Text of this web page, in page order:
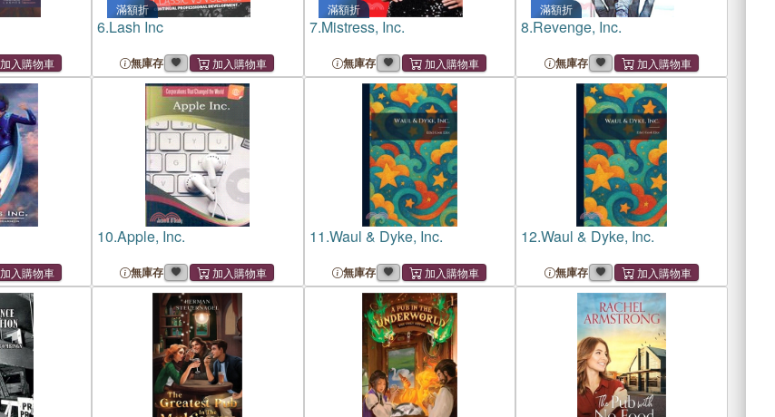
滿額折
6.Lash Inc
無庫存
滿額折
7.Mistress, Inc.
無庫存
滿額折
8.Revenge, Inc.
無庫存
10.Apple, Inc.
無庫存
11.Waul & Dyke, Inc.
無庫存
12.Waul & Dyke, Inc.
無庫存